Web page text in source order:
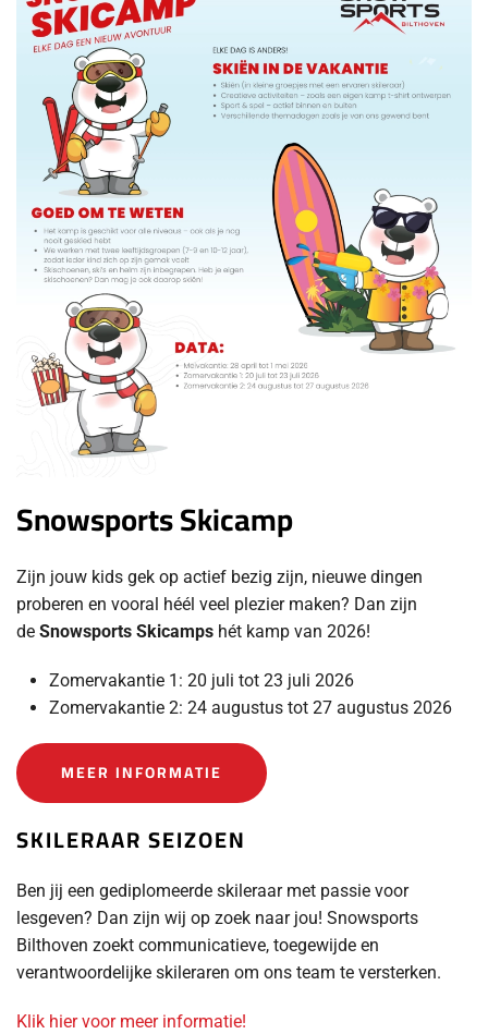
Snowsports Skicamp
Zijn jouw kids gek op actief bezig zijn, nieuwe dingen
proberen en vooral héél veel plezier maken? Dan zijn
de Snowsports Skicamps hét kamp van 2026!
Zomervakantie 1: 20 juli tot 23 juli 2026
Zomervakantie 2: 24 augustus tot 27 augustus 2026
MEER INFORMATIE
SKILERAAR SEIZOEN
Ben jij een gediplomeerde skileraar met passie voor
lesgeven? Dan zijn wij op zoek naar jou! Snowsports
Bilthoven zoekt communicatieve, toegewijde en
verantwoordelijke skileraren om ons team te versterken.
Klik hier voor meer informatie!